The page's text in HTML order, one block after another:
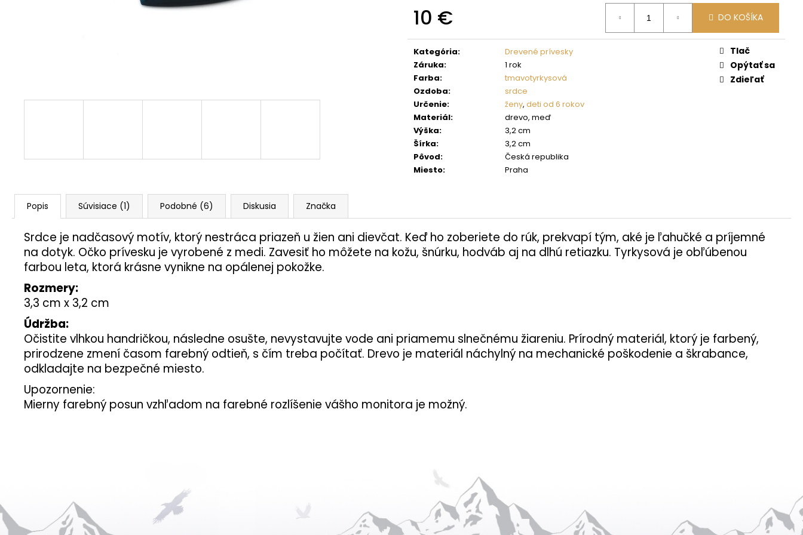
10 €
cena:
DO KOŠÍKA
Kategória:
Drevené prívesky
Záruka:
1 rok
Farba:
tmavotyrkysová
Ozdoba:
srdce
Určenie: ženy, deti od 6 rokov
Materiál:
drevo, meď
Výška:
3,2 cm
Šírka:
3,2 cm
Pôvod:
Česká republika
Miesto: Praha
Tlač
Opýtať sa
Zdieľať
Popis Súvisiace (1) Podobné (6) Diskusia Značka
Srdce je nadčasový motív, ktorý nestráca priazeň u žien ani dievčat. Keď ho zoberiete do rúk, prekvapí tým, aké je ľahučké a príjemné
na dotyk. Očko prívesku je vyrobené z medi. Zavesiť ho môžete na kožu, šnúrku, hodváb aj na dlhú retiazku. Tyrkysová je obľúbenou
farbou leta, ktorá krásne vynikne na opálenej pokožke.
Rozmery:
3,3 cm x 3,2 cm
Údržba:
Očistite vlhkou handričkou, následne osušte, nevystavujte vode ani priamemu slnečnému žiareniu. Prírodný materiál, ktorý je farbený,
prirodzene zmení časom farebný odtieň, s čím treba počítať. Drevo je materiál náchylný na mechanické poškodenie a škrabance,
odkladajte na bezpečné miesto.
Upozornenie:
Mierny farebný posun vzhľadom na farebné rozlíšenie vášho monitora je možný.